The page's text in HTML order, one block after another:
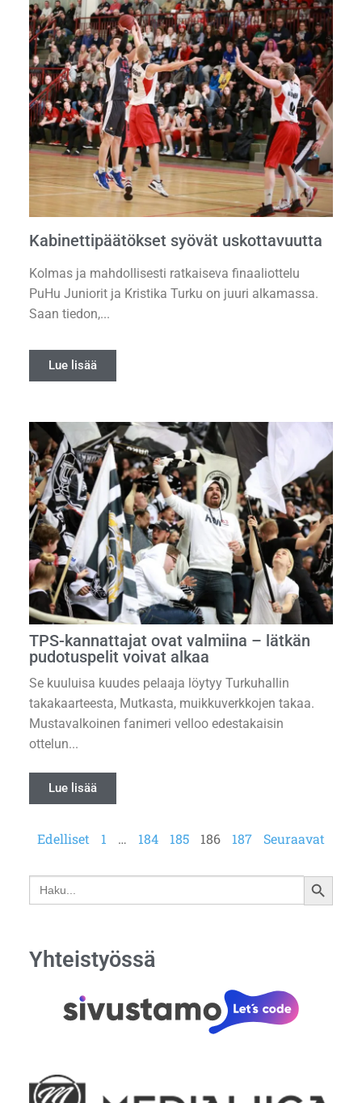
Kabinettipäätökset syövät uskottavuutta
Kolmas ja mahdollisesti ratkaiseva finaaliottelu
PuHu Juniorit ja Kristika Turku on juuri alkamassa.
Saan tiedon,...
Lue lisää
TPS-kannattajat ovat valmiina – lätkän
pudotuspelit voivat alkaa
Se kuuluisa kuudes pelaaja löytyy Turkuhallin
takakaarteesta, Mutkasta, muikkuverkkojen takaa.
Mustavalkoinen fanimeri velloo edestakaisin
ottelun...
Lue lisää
Edelliset 1 … 184 185 186 187 Seuraavat
Search
for:
SEARCH
Yhteistyössä